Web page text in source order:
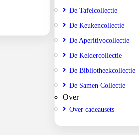
De Tafelcollectie
De Keukencollectie
De Aperitivocollectie
De Keldercollectie
De Bibliotheekcollectie
De Samen Collectie
Over
Over cadeausets